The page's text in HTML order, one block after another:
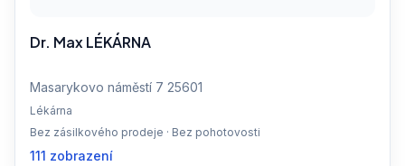
Dr. Max LÉKÁRNA
Masarykovo náměstí 7 25601
Lékárna
Bez zásilkového prodeje · Bez pohotovosti
111 zobrazení